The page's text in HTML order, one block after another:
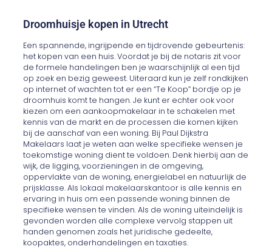
Droomhuisje kopen in Utrecht
Een spannende, ingrijpende en tijdrovende gebeurtenis:
het kopen van een huis. Voordat je bij de notaris zit voor
de formele handelingen ben je waarschijnlijk al een tijd
op zoek en bezig geweest. Uiteraard kun je zelf rondkijken
op internet of wachten tot er een “Te Koop” bordje op je
droomhuis komt te hangen. Je kunt er echter ook voor
kiezen om een aankoopmakelaar in te schakelen met
kennis van de markt en de processen die komen kijken
bij de aanschaf van een woning. Bij Paul Dijkstra
Makelaars laat je weten aan welke specifieke wensen je
toekomstige woning dient te voldoen. Denk hierbij aan de
wijk, de ligging, voorzieningen in de omgeving,
oppervlakte van de woning, energielabel en natuurlijk de
prijsklasse. Als lokaal makelaarskantoor is alle kennis en
ervaring in huis om een passende woning binnen de
specifieke wensen te vinden. Als de woning uiteindelijk is
gevonden worden alle complexe vervolg stappen uit
handen genomen zoals het juridische gedeelte,
koopaktes, onderhandelingen en taxaties.